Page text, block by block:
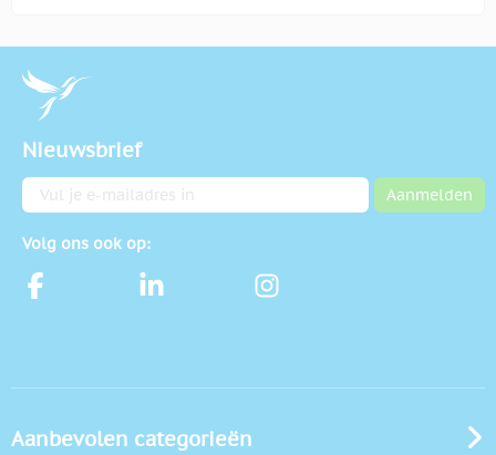
Nieuwsbrief
E-mailadres Aanmelden
Volg ons ook op:
Aanbevolen categorieën